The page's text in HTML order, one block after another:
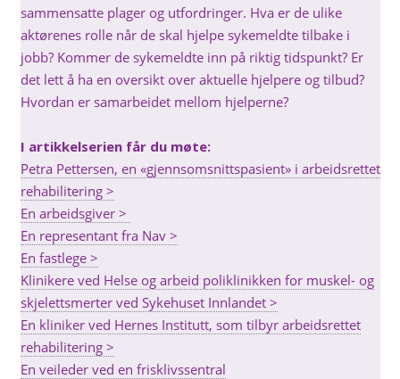
sammensatte plager og utfordringer. Hva er de ulike
aktørenes rolle når de skal hjelpe sykemeldte tilbake i
jobb? Kommer de sykemeldte inn på riktig tidspunkt? Er
det lett å ha en oversikt over aktuelle hjelpere og tilbud?
Hvordan er samarbeidet mellom hjelperne?
I artikkelserien får du møte:
Petra Pettersen, en «gjennsomsnittspasient» i arbeidsrettet
rehabilitering >
En arbeidsgiver >
En representant fra Nav >
En fastlege >
Klinikere ved Helse og arbeid poliklinikken for muskel- og
skjelettsmerter ved Sykehuset Innlandet >
En kliniker ved Hernes Institutt, som tilbyr arbeidsrettet
rehabilitering >
En veileder ved en frisklivssentral